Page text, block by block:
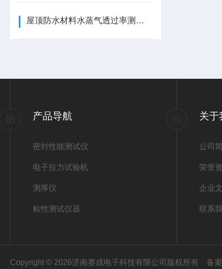
屋顶防水材料水蒸气透过率测试仪的应用
产品导航
密封性能测试仪
电子拉力试验机
测厚仪
粘性测试仪器
关于
公司
荣誉
企业
联系
Copyright © 2026济南赛成电子科技有限公司版权所有 备